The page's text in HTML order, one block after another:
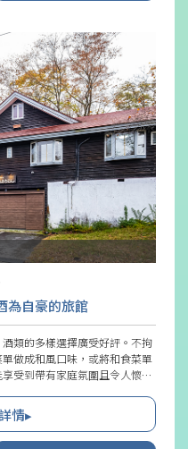
為自豪的旅館
類的多樣選擇廣受好評。不拘
做成和風口味，或將和食菜單
受到帶有家庭氛圍且令人懷念
與下酒菜。
情▸